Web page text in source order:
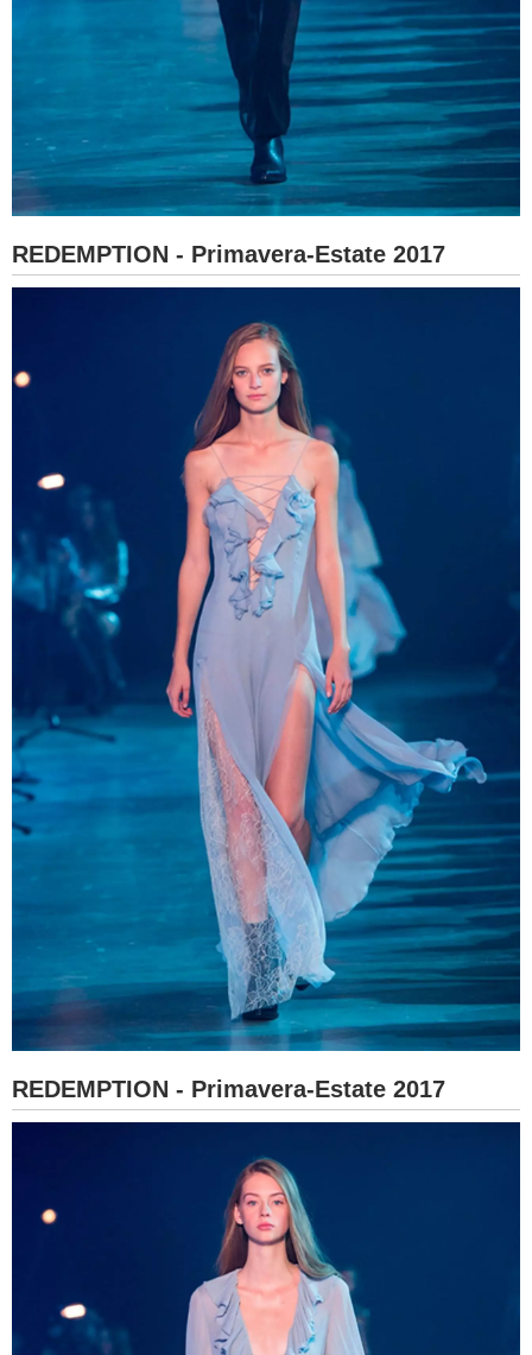
REDEMPTION - Primavera-Estate 2017
REDEMPTION - Primavera-Estate 2017